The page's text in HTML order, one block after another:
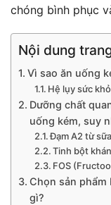
chóng bình phục
Nội dung
Vì sao ăn uống
Hệ lụy sức
Dưỡng chất
uống kém, suy
Đạm A2 từ
Tinh bột
FOS
Chọn sản phẩm
gì?